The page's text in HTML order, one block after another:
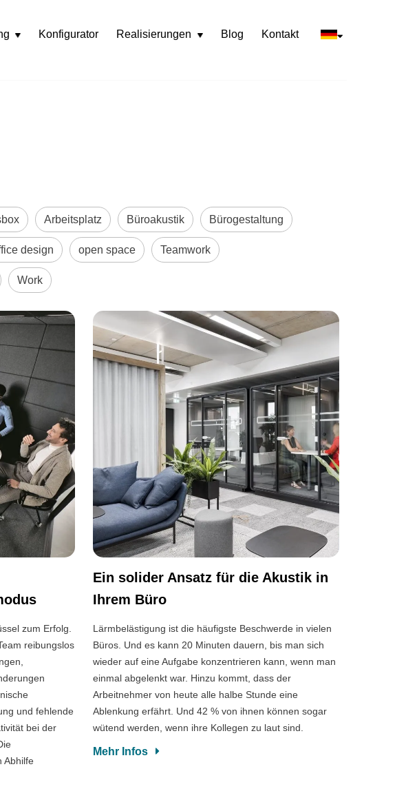
Rozwiń
Konfigurator Realisierungen Rozwiń
Blog Kontakt
Arbeitsplatz Büroakustik Bürogestaltung
design open space Teamwork
Work
zum Erfolg.
reibungslos
und fehlende
bei der
Abhilfe
Ein solider Ansatz für die Akustik in
Ihrem Büro
Lärmbelästigung ist die häufigste Beschwerde in vielen
Büros. Und es kann 20 Minuten dauern, bis man sich
wieder auf eine Aufgabe konzentrieren kann, wenn man
einmal abgelenkt war. Hinzu kommt, dass der
Arbeitnehmer von heute alle halbe Stunde eine
Ablenkung erfährt. Und 42 % von ihnen können sogar
wütend werden, wenn ihre Kollegen zu laut sind.
Mehr Infos